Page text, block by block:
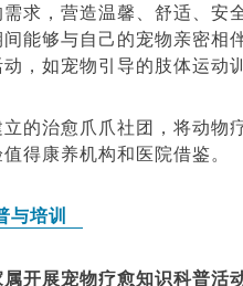
求，营造温馨、舒适、
能够与自己的宠物亲密
，如宠物引导的肢体运动
的治愈爪爪社团，将动
得康养机构和医院借鉴。
与培训
开展宠物疗愈知识科普活